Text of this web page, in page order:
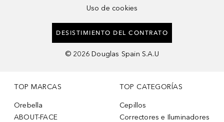
Uso de cookies
DESISTIMIENTO DEL CONTRATO
© 2026 Douglas Spain S.A.U
TOP MARCAS
Orebella
ABOUT-FACE
TOP CATEGORÍAS
Cepillos
Correctores e Iluminadores